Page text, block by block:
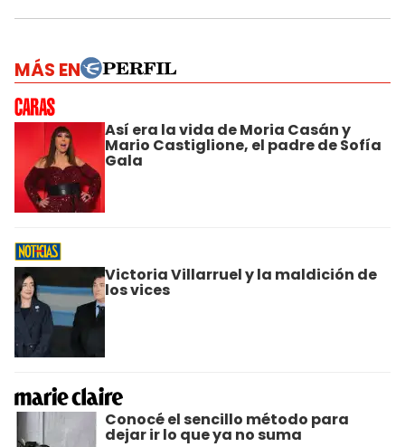
MÁS EN
Así era la vida de Moria Casán y
Mario Castiglione, el padre de Sofía
Gala
Victoria Villarruel y la maldición de
los vices
Conocé el sencillo método para
dejar ir lo que ya no suma